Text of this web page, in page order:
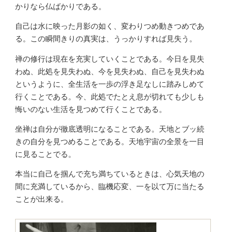
かりなら仏ばかりである。
自己は水に映った月影の如く、変わりつめ動きつめであ
る。この瞬間きりの真実は、うっかりすれば見失う。
禅の修行は現在を充実していくことである。今日を見失
わぬ、此処を見失わぬ、今を見失わぬ、自己を見失わぬ
というように、全生活を一歩の浮き足なしに踏みしめて
行くことである。今、此処でたとえ息が切れても少しも
悔いのない生活を見つめて行くことである。
坐禅は自分が徹底透明になることである。天地とブッ続
きの自分を見つめることである。天地宇宙の全景を一目
に見ることでる。
本当に自己を掴んで充ち満ちているときは、心気天地の
間に充満しているから、臨機応変、一を以て万に当たる
ことが出来る。